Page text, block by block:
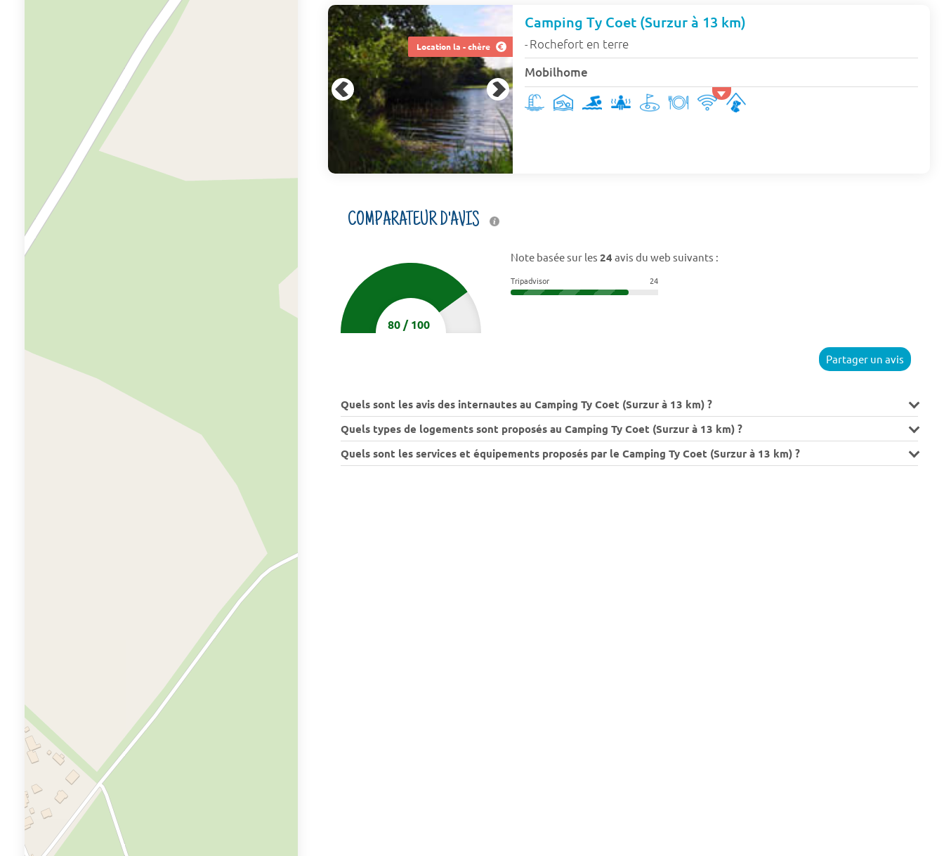
Location la - chère
Camping Ty Coet (Surzur à 13 km)
- Rochefort en terre
Mobilhome
COMPARATEUR D'AVIS
80 /100
Note basée sur les24 avis du web suivants :
Tripadvisor 24
Partager un avis
Quels sont les avis des internautes au Camping Ty Coet (Surzur à 13 km) ?
Quels types de logements sont proposés au Camping Ty Coet (Surzur à 13 km) ?
Quels sont les services et équipements proposés par le Camping Ty Coet (Surzur à 13 km) ?